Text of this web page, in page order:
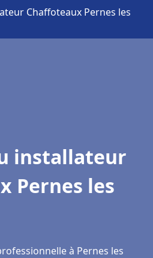
Chaffoteaux Pernes les
installateur
Pernes les
à Pernes les